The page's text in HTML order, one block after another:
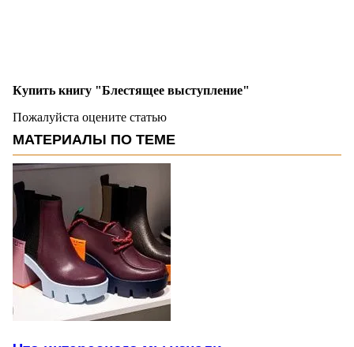
Купить книгу "Блестящее выступление"
Пожалуйста оцените статью
МАТЕРИАЛЫ ПО ТЕМЕ